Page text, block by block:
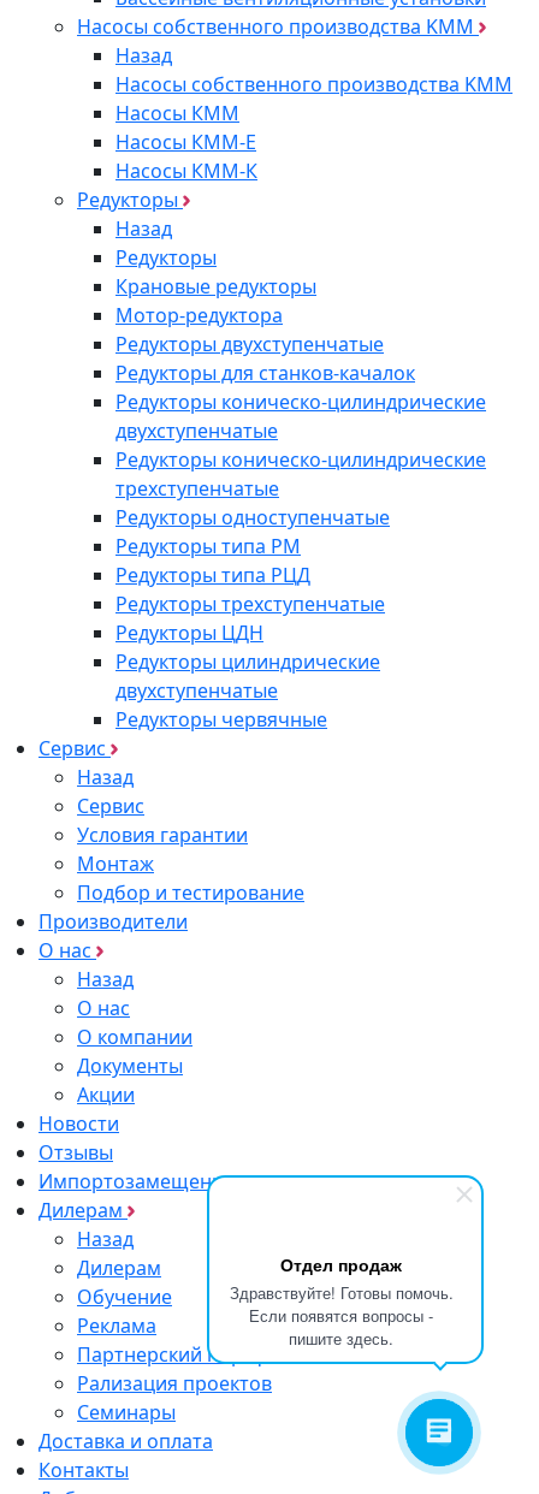
Отдел продаж
Здравствуйте! Готовы помочь.
Если появятся вопросы -
пишите здесь.
Насосы собственного производства KMM
Назад
Насосы собственного производства KMM
Насосы КММ
Насосы КММ-Е
Насосы КММ-К
Редукторы
Назад
Редукторы
Крановые редукторы
Мотор-редуктора
Редукторы двухступенчатые
Редукторы для станков-качалок
Редукторы коническо-цилиндрические
двухступенчатые
Редукторы коническо-цилиндрические
трехступенчатые
Редукторы одноступенчатые
Редукторы типа РМ
Редукторы типа РЦД
Редукторы трехступенчатые
Редукторы ЦДН
Редукторы цилиндрические
двухступенчатые
Редукторы червячные
Сервис
Назад
Сервис
Условия гарантии
Монтаж
Подбор и тестирование
Производители
О нас
Назад
О нас
О компании
Документы
Акции
Новости
Отзывы
Импортозамещение
Дилерам
Назад
Дилерам
Обучение
Реклама
Партнерский портфель
Рализация проектов
Семинары
Доставка и оплата
Контакты